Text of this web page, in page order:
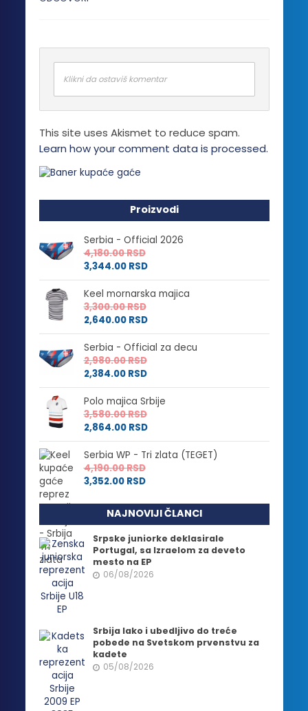
Klikni da ostaviš komentar
This site uses Akismet to reduce spam.
Learn how your comment data is processed.
Proizvodi
Serbia - Official 2026
4,180.00RSD
3,344.00 RSD
Keel mornarska majica
3,300.00RSD
2,640.00 RSD
Serbia - Official za decu
2,980.00RSD
2,384.00 RSD
Polo majica Srbije
3,580.00RSD
2,864.00 RSD
Serbia WP - Tri zlata (TEGET)
4,190.00RSD
3,352.00 RSD
NAJNOVIJI ČLANCI
Srpske juniorke deklasirale
Portugal, sa Izraelom za deveto
mesto na EP
06/08/2026
Srbija lako i ubedljivo do treće
pobede na Svetskom prvenstvu za
kadete
05/08/2026